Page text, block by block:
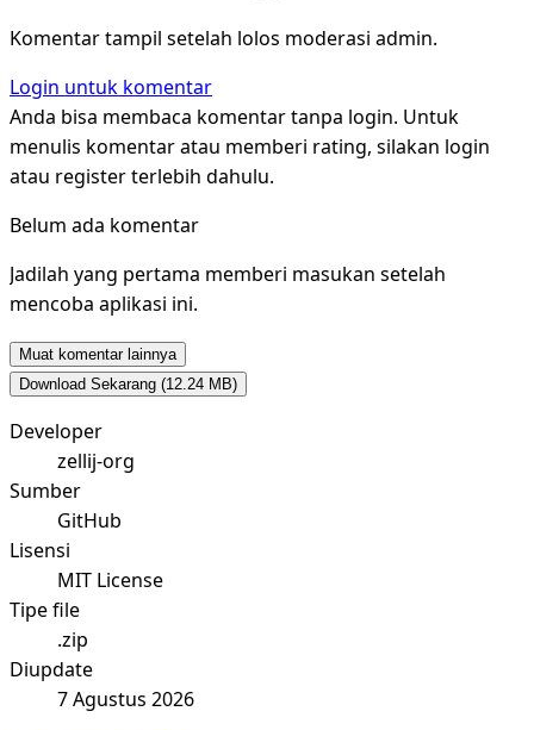
Komentar tampil setelah lolos moderasi admin.
Login untuk komentar
Anda bisa membaca komentar tanpa login. Untuk
menulis komentar atau memberi rating, silakan login
atau register terlebih dahulu.
Belum ada komentar
Jadilah yang pertama memberi masukan setelah
mencoba aplikasi ini.
Muat komentar lainnya
Download Sekarang (12.24 MB)
Developer
zellij-org
Sumber
GitHub
Lisensi
MIT License
Tipe file
.zip
Diupdate
7 Agustus 2026